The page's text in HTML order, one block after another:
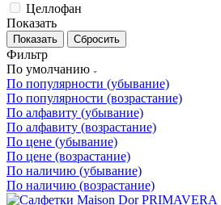
Целлофан
Показать
Сбросить
Фильтр
По умолчанию
По популярности (убывание)
По популярности (возрастание)
По алфавиту (убывание)
По алфавиту (возрастание)
По цене (убывание)
По цене (возрастание)
По наличию (убывание)
По наличию (возрастание)